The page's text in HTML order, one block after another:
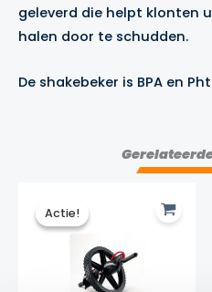
geleverd die helpt klonten
halen door te schudden.
De shakebeker is BPA en
Actie!
Actie!